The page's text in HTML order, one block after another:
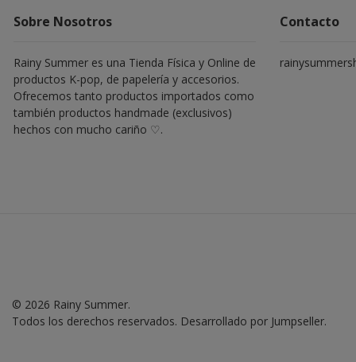
Sobre Nosotros
Rainy Summer es una Tienda Física y Online de
productos K-pop, de papelería y accesorios.
Ofrecemos tanto productos importados como
también productos handmade (exclusivos)
hechos con mucho cariño ♡.
Contacto
© 2026 Rainy Summer.
Todos los derechos reservados. Desarrollado por Jumpseller.